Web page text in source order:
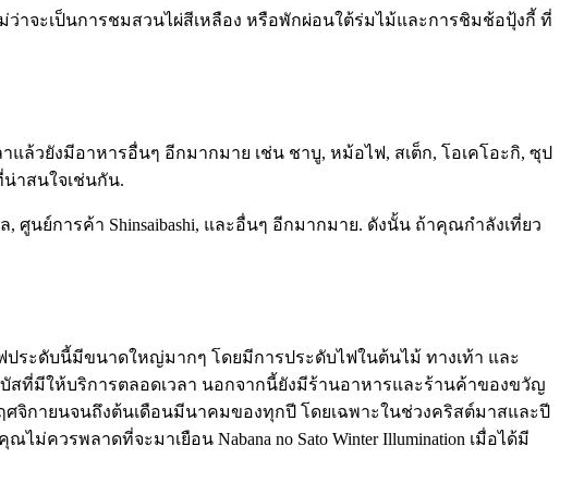
จะเป็นการชมสวนไผ่สีเหลือง หรือพักผ่อนใต้ร่มไม้และการชิมช้อปุ้งกี้ ที่
วยังมีอาหารอื่นๆ อีกมากมาย เช่น ชาบู, หม้อไฟ, สเต็ก, โอเคโอะกิ, ซุป
าสนใจเช่นกัน.
นย์การค้า Shinsaibashi, และอื่นๆ อีกมากมาย. ดังนั้น ถ้าคุณกำลังเที่ยว
ประดับนี้มีขนาดใหญ่มากๆ โดยมีการประดับไฟในต้นไม้ ทางเท้า และ
สที่มีให้บริการตลอดเวลา นอกจากนี้ยังมีร้านอาหารและร้านค้าของขวัญ
กายนจนถึงต้นเดือนมีนาคมของทุกปี โดยเฉพาะในช่วงคริสต์มาสและปี
วรพลาดที่จะมาเยือน Nabana no Sato Winter Illumination เมื่อได้มี